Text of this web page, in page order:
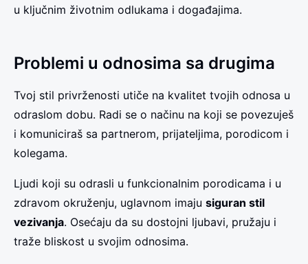
u ključnim životnim odlukama i događajima.
Problemi u odnosima sa drugima
Tvoj stil privrženosti utiče na kvalitet tvojih odnosa u
odraslom dobu. Radi se o načinu na koji se povezuješ
i komuniciraš sa partnerom, prijateljima, porodicom i
kolegama.
Ljudi koji su odrasli u funkcionalnim porodicama i u
zdravom okruženju, uglavnom imaju siguran stil
vezivanja. Osećaju da su dostojni ljubavi, pružaju i
traže bliskost u svojim odnosima.